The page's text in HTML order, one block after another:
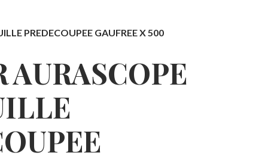
PREDECOUPEE GAUFREE X 500
AURASCOPE